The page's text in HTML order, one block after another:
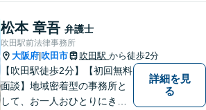
松本 章吾 弁護士
吹田駅前法律事務所
大阪府 吹田市 吹田駅 から徒歩2分
【吹田駅徒歩2分】【初回無料
面談】地域密着型の事務所と
して、お一人おひとりにきめ
詳細を見
る